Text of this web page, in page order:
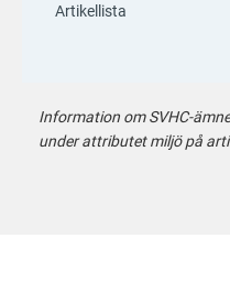
Artikellista
Information om SVHC-
under attributet miljö på